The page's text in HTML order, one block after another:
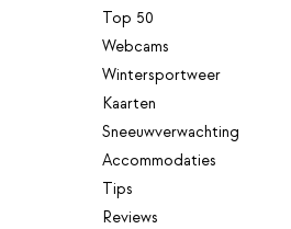
Top 50
Webcams
Wintersportweer
Kaarten
Sneeuwverwachting
Accommodaties
Tips
Reviews